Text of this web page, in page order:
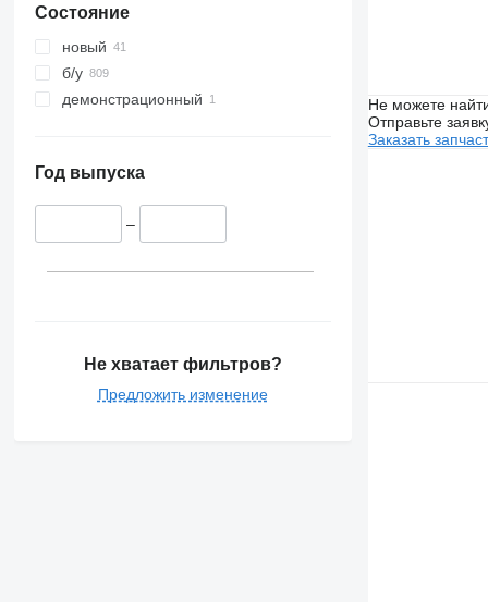
Состояние
новый
б/у
демонстрационный
Год выпуска
–
Не хватает фильтров?
Предложить изменение
Не можете
Отправьте
Заказать